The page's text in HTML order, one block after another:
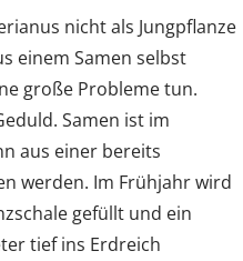
nicht als Jungpflanze
einem Samen selbst
große Probleme tun.
Samen ist im
aus einer bereits
werden. Im Frühjahr wird
gefüllt und ein
tief ins Erdreich